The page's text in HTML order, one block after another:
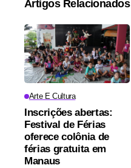
Artigos Relacionados
Arte E Cultura
Inscrições abertas:
Festival de Férias
oferece colônia de
férias gratuita em
Manaus